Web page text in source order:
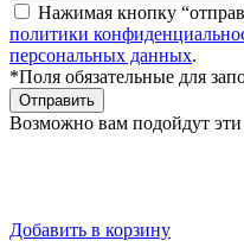
Нажимая кнопку
политики
персональных данных.
*Поля обязательные для
Отправить
Возможно вам подойдут эти
Добавить в корзину